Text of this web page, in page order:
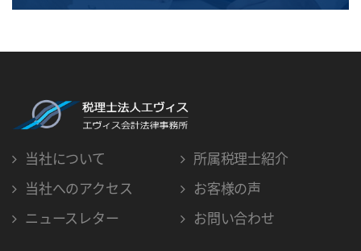
当社について
所属税理士紹介
当社へのアクセス
お客様の声
ニュースレター
お問い合わせ